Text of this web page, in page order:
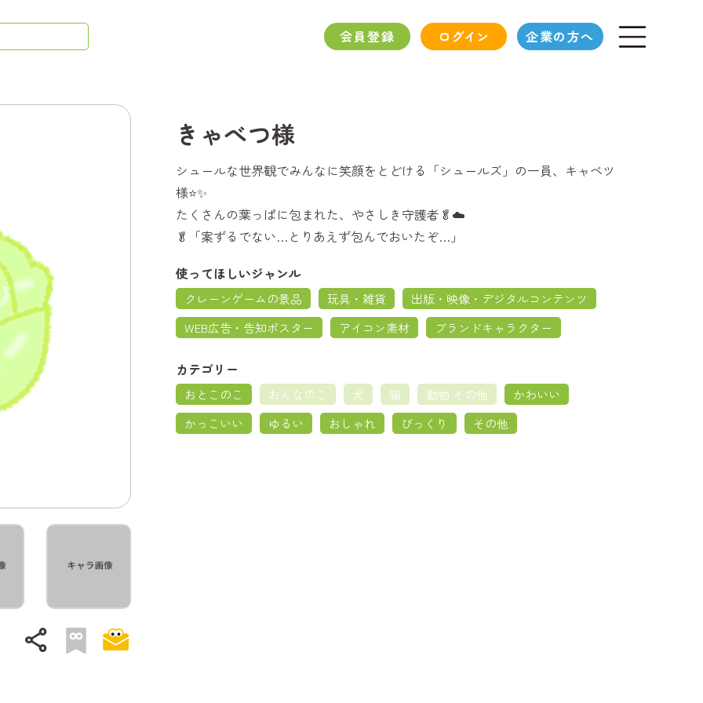
会員登録 ログイン 企業の方へ
share
きゃべつ様
シュールな世界観でみんなに笑顔をとどける「シュールズ」の一員、キャベツ
様⭐✨
たくさんの葉っぱに包まれた、やさしき守護者🥬☁️
🥬「案ずるでない…とりあえず包んでおいたぞ…」
使ってほしいジャンル
クレーンゲームの景品 玩具・雑貨
出版・映像・デジタルコンテンツ
WEB広告・告知ポスター
アイコン素材 ブランドキャラクター
カテゴリー
おとこのこ おんなのこ 犬 猫 動物 その他
かわいい
かっこいい
ゆるい おしゃれ びっくり その他